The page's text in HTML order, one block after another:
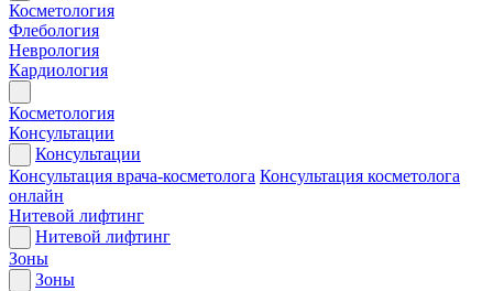
Косметология
Флебология
Неврология
Кардиология
Косметология
Консультации
Консультации
Консультация врача-косметолога Консультация косметолога
онлайн
Нитевой лифтинг
Нитевой лифтинг
Зоны
Зоны